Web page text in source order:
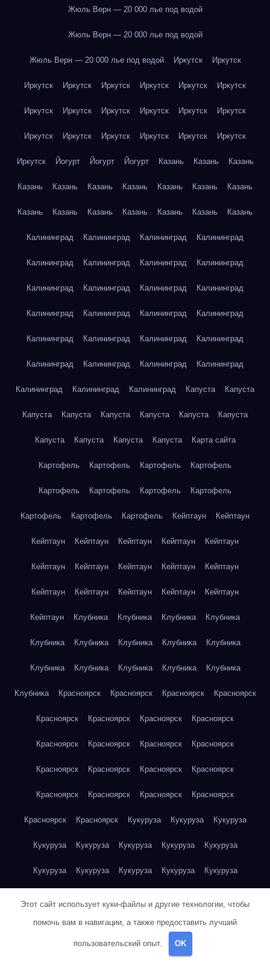
Жюль Верн — 20 000 лье под водой
Жюль Верн — 20 000 лье под водой
Жюль Верн — 20 000 лье под водой Иркутск Иркутск
Иркутск Иркутск Иркутск Иркутск Иркутск Иркутск
Иркутск Иркутск Иркутск Иркутск Иркутск Иркутск
Иркутск Иркутск Иркутск Иркутск Иркутск Иркутск
Иркутск Йогурт Йогурт Йогурт Казань Казань Казань
Казань Казань Казань Казань Казань Казань Казань
Казань Казань Казань Казань Казань Казань Казань
Калининград Калининград Калининград Калининград
Калининград Калининград Калининград Калининград
Калининград Калининград Калининград Калининград
Калининград Калининград Калининград Калининград
Калининград Калининград Калининград Калининград
Калининград Калининград Калининград Калининград
Калининград Калининград Калининград Капуста Капуста
Капуста Капуста Капуста Капуста Капуста Капуста
Капуста Капуста Капуста Капуста Карта сайта
Картофель Картофель Картофель Картофель
Картофель Картофель Картофель Картофель
Картофель Картофель Картофель Кейптаун Кейптаун
Кейптаун Кейптаун Кейптаун Кейптаун Кейптаун
Кейптаун Кейптаун Кейптаун Кейптаун Кейптаун
Кейптаун Кейптаун Кейптаун Кейптаун Кейптаун
Кейптаун Клубника Клубника Клубника Клубника
Клубника Клубника Клубника Клубника Клубника
Клубника Клубника Клубника Клубника Клубника
Клубника Красноярск Красноярск Красноярск Красноярск
Красноярск Красноярск Красноярск Красноярск
Красноярск Красноярск Красноярск Красноярск
Красноярск Красноярск Красноярск Красноярск
Красноярск Красноярск Красноярск Красноярск
Красноярск Красноярск Кукуруза Кукуруза Кукуруза
Кукуруза Кукуруза Кукуруза Кукуруза Кукуруза
Кукуруза Кукуруза Кукуруза Кукуруза Кукуруза
Куриная грудка Куриная грудка Куриная грудка
Куриная грудка Куриная грудка Куриная грудка
Этот сайт использует куки-файлы и другие технологии, чтобы
помочь вам в навигации, а также предоставить лучший
пользовательский опыт. OK